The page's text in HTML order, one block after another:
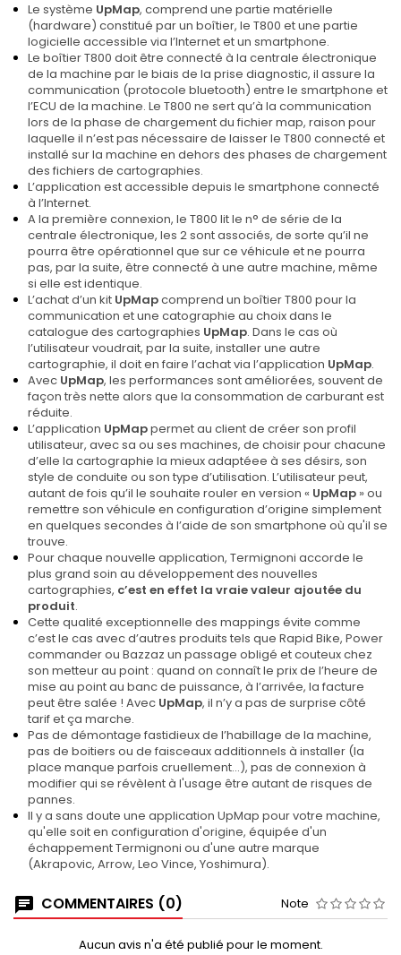
Le système UpMap, comprend une partie matérielle
(hardware) constitué par un boîtier, le T800 et une partie
logicielle accessible via l’Internet et un smartphone.
Le boîtier T800 doit être connecté à la centrale électronique
de la machine par le biais de la prise diagnostic, il assure la
communication (protocole bluetooth) entre le smartphone et
l’ECU de la machine. Le T800 ne sert qu’à la communication
lors de la phase de chargement du fichier map, raison pour
laquelle il n’est pas nécessaire de laisser le T800 connecté et
installé sur la machine en dehors des phases de chargement
des fichiers de cartographies.
L’application est accessible depuis le smartphone connecté
à l’Internet.
A la première connexion, le T800 lit le n° de série de la
centrale électronique, les 2 sont associés, de sorte qu’il ne
pourra être opérationnel que sur ce véhicule et ne pourra
pas, par la suite, être connecté à une autre machine, même
si elle est identique.
L’achat d’un kit UpMapcomprend un boîtier T800 pour la
communication et une catographie au choix dans le
catalogue des cartographies UpMap. Dans le cas où
l’utilisateur voudrait, par la suite, installer une autre
cartographie, il doit en faire l’achat via l’application UpMap.
Avec UpMap, les performances sont améliorées, souvent de
façon très nette alors que la consommation de carburant est
réduite.
L’application UpMappermet au client de créer son profil
utilisateur, avec sa ou ses machines, de choisir pour chacune
d’elle la cartographie la mieux adaptéee à ses désirs, son
style de conduite ou son type d’utilisation. L’utilisateur peut,
autant de fois qu’il le souhaite rouler en version « UpMap » ou
remettre son véhicule en configuration d’origine simplement
en quelques secondes à l’aide de son smartphone où qu'il se
trouve.
Pour chaque nouvelle application, Termignoni accorde le
plus grand soin au développement des nouvelles
cartographies, c’est en effet la vraie valeur ajoutée du
produit.
Cette qualité exceptionnelle des mappings évite comme
c’est le cas avec d’autres produits tels que Rapid Bike, Power
commander ou Bazzaz un passage obligé et couteux chez
son metteur au point : quand on connaît le prix de l’heure de
mise au point au banc de puissance, à l’arrivée, la facture
peut être salée ! Avec UpMap, il n’y a pas de surprise côté
tarif et ça marche.
Pas de démontage fastidieux de l’habillage de la machine,
pas de boitiers ou de faisceaux additionnels à installer (la
place manque parfois cruellement…), pas de connexion à
modifier qui se révèlent à l'usage être autant de risques de
pannes.
Il y a sans doute une application UpMap pour votre machine,
qu'elle soit en configuration d'origine, équipée d'un
échappement Termignoni ou d'une autre marque
(Akrapovic, Arrow, Leo Vince, Yoshimura).
COMMENTAIRES (0) Note
Aucun avis n'a été publié pour le moment.